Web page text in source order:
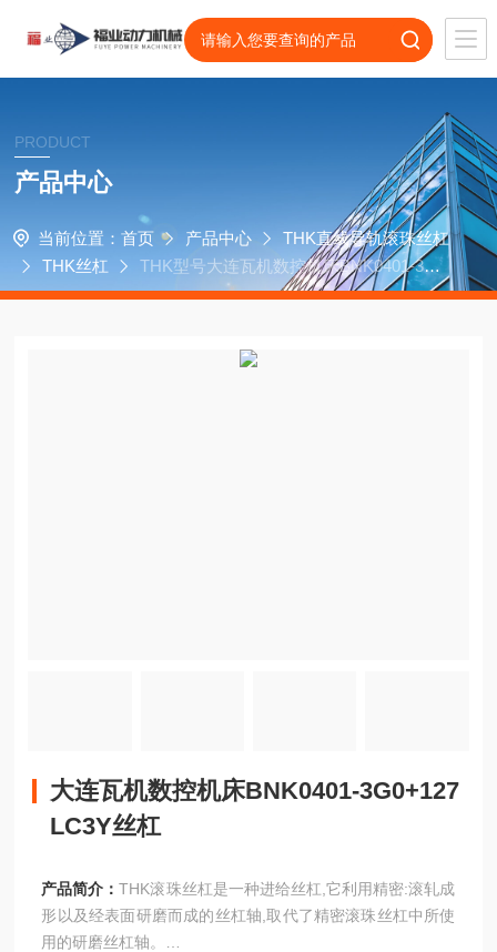
PRODUCT
产品中心
当前位置： 首页 产品中心
THK直线导轨滚珠丝杠
THK丝杠
THK型号大连瓦机数控机床BNK0401-3G0
+127LC3Y丝杠
大连瓦机数控机床BNK0401-3G0+127
LC3Y丝杠
产品简介：THK滚珠丝杠是一种进给丝杠,它利用精密:滚轧成
形以及经表面研磨而成的丝杠轴,取代了精密滚珠丝杠中所使
用的研磨丝杠轴。